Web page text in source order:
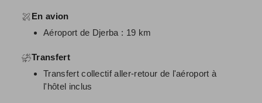
En avion
Aéroport de Djerba : 19 km
Transfert
Transfert collectif aller-retour de l'aéroport à
l'hôtel inclus